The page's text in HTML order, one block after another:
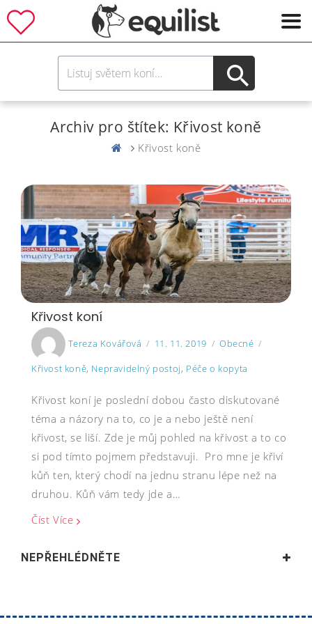
Archiv pro štítek: Křivost koně
Křivost koně
Křivost koní
Tereza Kovářová
on
11. 11. 2019
Obecné
Křivost koně, Nepravidelný postoj, Péče o kopyta
Křivost koní je poslední dobou často diskutované
téma a názory na to, co je a nebo ještě není
křivost, se liší. Zde je můj pohled na křivost a to co
si pod tímto pojmem představuji. Pro mne je křiví
kůň ten, který chodí na jednu stranu lépe než na
druhou. Kůň vám tedy jde a…
Číst Více
NEPŘEHLÉDNĚTE